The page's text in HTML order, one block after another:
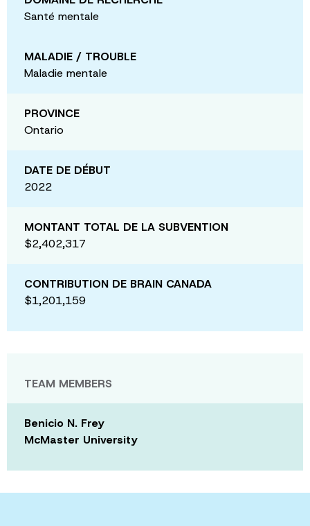
Santé mentale
MALADIE / TROUBLE
Maladie mentale
PROVINCE
Ontario
DATE DE DÉBUT
2022
MONTANT TOTAL DE LA SUBVENTION
$2,402,317
CONTRIBUTION DE BRAIN CANADA
$1,201,159
TEAM MEMBERS
Benicio N. Frey
McMaster University